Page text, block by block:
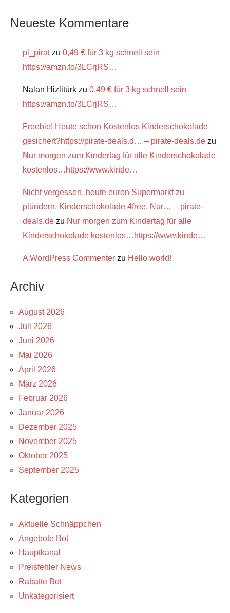
Neueste Kommentare
pl_piratzu 0,49 € für 3 kg schnell sein
https://amzn.to/3LCrjRS…
Nalan Hizlitürk zu 0,49 € für 3 kg schnell sein
https://amzn.to/3LCrjRS…
Freebie! Heute schon Kostenlos Kinderschokolade
gesichert?https://pirate-deals.d… – pirate-deals.de zu
Nur morgen zum Kindertag für alle Kinderschokolade
kostenlos…https://www.kinde…
Nicht vergessen, heute euren Supermarkt zu
plündern. Kinderschokolade 4free. Nur… – pirate-
deals.de zu Nur morgen zum Kindertag für alle
Kinderschokolade kostenlos…https://www.kinde…
A WordPress Commenter zu Hello world!
Archiv
August 2026
Juli 2026
Juni 2026
Mai 2026
April 2026
März 2026
Februar 2026
Januar 2026
Dezember 2025
November 2025
Oktober 2025
September 2025
Kategorien
Aktuelle Schnäppchen
Angebote Bot
Hauptkanal
Preisfehler News
Rabatte Bot
Unkategorisiert